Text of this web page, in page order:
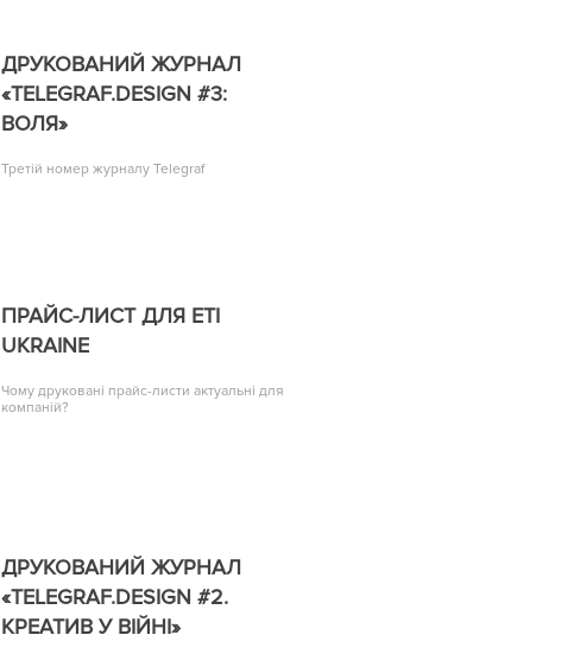
ДРУКОВАНИЙ ЖУРНАЛ
«TELEGRAF.DESIGN #3:
ВОЛЯ»
Третій номер журналу Telegraf
ПРАЙС-ЛИСТ ДЛЯ ETI
UKRAINE
Чому друковані прайс-листи актуальні для
компаній?
ДРУКОВАНИЙ ЖУРНАЛ
«TELEGRAF.DESIGN #2.
КРЕАТИВ У ВІЙНІ»